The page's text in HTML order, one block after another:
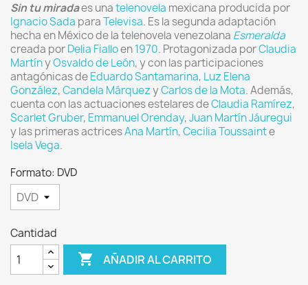
Sin tu miradaes unatelenovela mexicana producida por
Ignacio Sada paraTelevisa. Es la segunda adaptación
hecha en México de la telenovela venezolana Esmeralda
creada porDelia Fialloen1970. Protagonizada porClaudia
MartínyOsvaldo de León, y con las participaciones
antagónicas deEduardo Santamarina, Luz Elena
González,Candela MárquezyCarlos de la Mota. Además,
cuenta con las actuaciones estelares deClaudia Ramírez,
Scarlet Gruber, Emmanuel Orenday,Juan Martín Jáuregui
y las primeras actricesAna Martín,Cecilia Toussainte
Isela Vega.
Formato: DVD
Cantidad
 AÑADIR AL CARRITO